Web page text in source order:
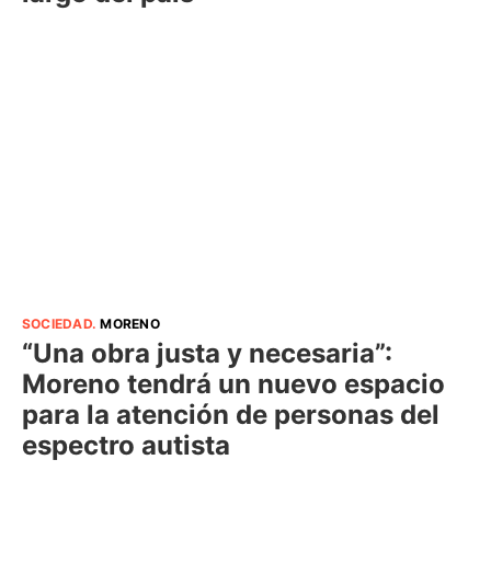
SOCIEDAD.MORENO
“Una obra justa y necesaria”:
Moreno tendrá un nuevo espacio
para la atención de personas del
espectro autista